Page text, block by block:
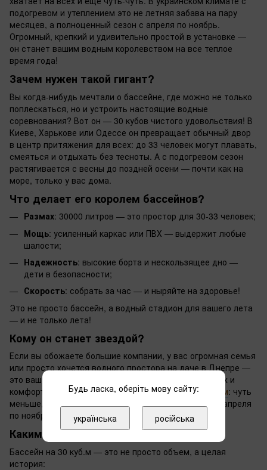
подогревом и утеплением это не летняя забава на пару
месяцев, а полноценный сезон с апреля по ноябрь.
Огромный, крепкий и удивительно простой в установке —
он станет вашим водным королевством на все теплое
время года!
Зачем нужен такой гигант?
Вы когда-нибудь мечтали о бассейне, где можно не только
поплескаться, но и устроить настоящие водные
соревнования? Вот он — 30 кубов чистого удовольствия! В
Киеве, Харькове или Одессе он превращает обычный двор
в центр притяжения для всех: до 33 человек могут плавать,
смеяться и отдыхать без тесноты. А с подогревом сезон
растягивается с весны до поздней осени — почти как на
море, только у вас дома.
Что делает его королем бассейнов?
Размах: 30000 литров — это простор для 30-33 человек;
Мощь: усиленный каркас или ПВХ — выдержит любые
шалости;
Надежность: высокие борта и нескользящее дно —
дети в безопасности;
Скорость: собрать за час — и ныряйте на здоровье!
Это не просто бассейн, а водный стадион для вашего лета
— и не только лета!
Кому он станет звездой?
Если вы обожаете большие компании, у вас огромная семья
или просто хочется водного простора на даче в Днепре —
это ваш герой. Бассейн на 30 куб.м — это про размах и
комфорт без границ. Сравните смоделью на 25 куб.м: чуть
меньше, но все еще впечатляет. Хотите купаться с апреля
по ноябрь? С ним это реальность!
Каким он бывает?
Бассейн на 30 куб.м — это не просто объем, а целая
история:
Будь ласка, оберіть мову сайту:
українська російська